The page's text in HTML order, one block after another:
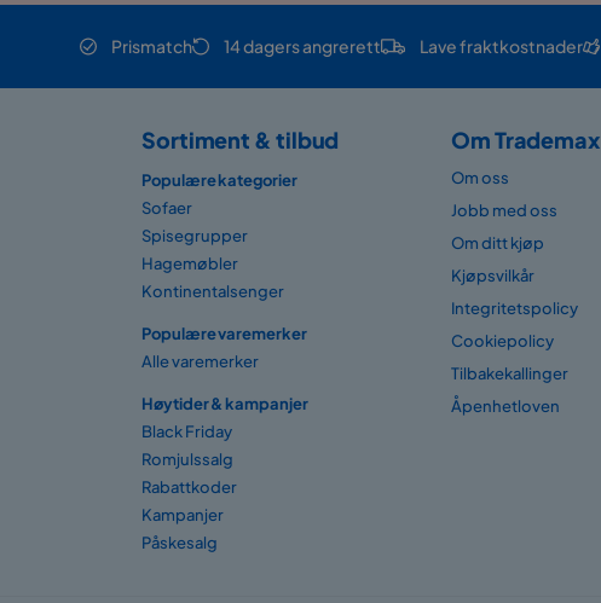
Prismatch 14 dagers angrerett Lave fraktkostnader
Sortiment & tilbud
Populære kategorier
Sofaer
Spisegrupper
Hagemøbler
Kontinentalsenger
Populære varemerker
Alle varemerker
Høytider & kampanjer
Black Friday
Romjulssalg
Rabattkoder
Kampanjer
Påskesalg
Om Trademax
Om oss
Jobb med oss
Om ditt kjøp
Kjøpsvilkår
Integritetspolicy
Cookiepolicy
Tilbakekallinger
Åpenhetloven